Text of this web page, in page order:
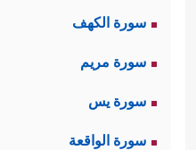
سورة الكهف
سورة مريم
سورة يس
سورة الواقعة